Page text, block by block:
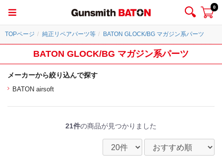
0
TOPページ 純正リペアパーツ等 BATON GLOCK/BG マガジン系パーツ
BATON GLOCK/BG マガジン系パーツ
メーカーから絞り込んで探す
BATON airsoft
21件の商品が見つかりました